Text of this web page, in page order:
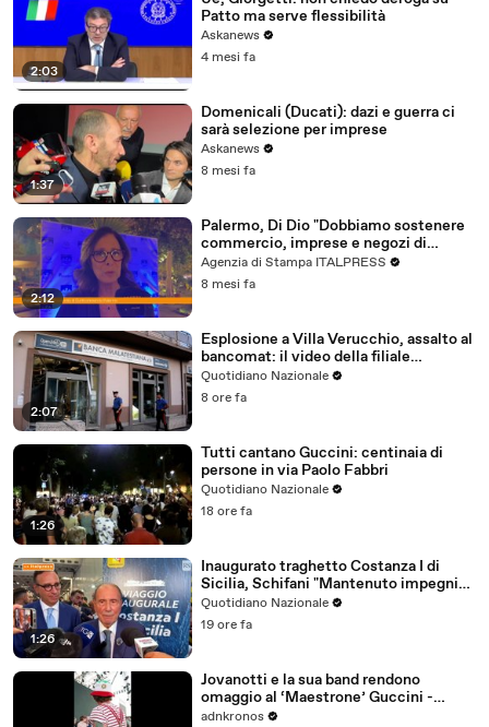
2:03
Patto ma serve flessibilità
Askanews
4 mesi fa
1:37
Domenicali (Ducati): dazi e guerra ci
sarà selezione per imprese
Askanews
8 mesi fa
2:12
Palermo, Di Dio "Dobbiamo sostenere
commercio, imprese e negozi di
vicinato"
Agenzia di Stampa ITALPRESS
8 mesi fa
2:07
Esplosione a Villa Verucchio, assalto al
bancomat: il video della filiale
devastata
Quotidiano Nazionale
8 ore fa
1:26
Tutti cantano Guccini: centinaia di
persone in via Paolo Fabbri
Quotidiano Nazionale
18 ore fa
1:26
Inaugurato traghetto Costanza I di
Sicilia, Schifani "Mantenuto impegni
presi"
Quotidiano Nazionale
19 ore fa
Jovanotti e la sua band rendono
omaggio al ‘Maestrone’ Guccini -
Video
adnkronos